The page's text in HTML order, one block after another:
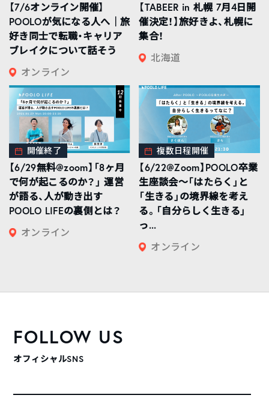
【7/6オンライン開催】
POOLOが気になる人へ｜旅
好き同士で転職・キャリア
ブレイクについて話そう
オンライン
【TABEER in 札幌 7月4日開
催決定！】旅好きよ、札幌に
集合！
北海道
開催終了
【6/29無料@zoom】「8ヶ月
で何が起こるのか？」 運営
が語る、人が動き出す
POOLO LIFEの裏側とは？
オンライン
複数日程開催
【6/22@Zoom】POOLO卒業
生座談会〜「はたらく」と
「生きる」の境界線を考え
る。「自分らしく生きる」
っ...
オンライン
FOLLOW US
オフィシャルSNS